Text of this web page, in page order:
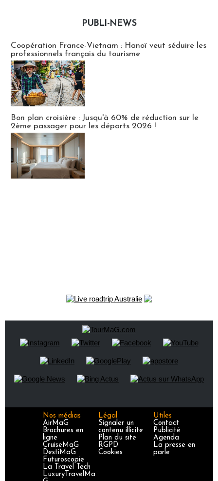
PUBLI-NEWS
Coopération France-Vietnam : Hanoï veut séduire les
professionnels français du tourisme
Bon plan croisière : Jusqu'à 60% de réduction sur le
2ème passager pour les départs 2026 !
Nos médias
AirMaG
Brochures en
ligne
CruiseMaG
DestiMaG
Futuroscopie
La Travel Tech
LuxuryTravelMa
Légal
Signaler un
contenu illicite
Plan du site
RGPD
Cookies
Utiles
Contact
Publicité
Agenda
La presse en
parle